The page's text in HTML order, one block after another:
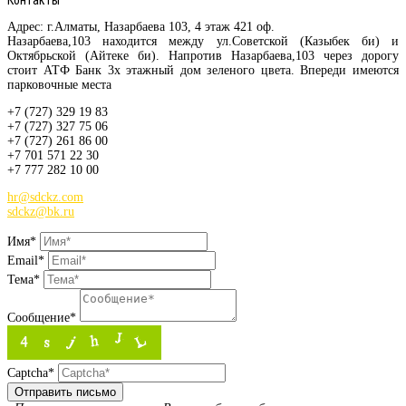
Адрес: г.Алматы, Назарбаева 103, 4 этаж 421 оф.
Назарбаева ,103 находится между ул.Советской (Казыбек би) и
Октябрьской (Айтеке би). Напротив Назарбаева ,103 через дорогу
стоит АТФ Банк 3х этажный дом зеленого цвета. Впереди имеются
парковочные места
+7 (727) 329 19 83
+7 (727) 327 75 06
+7 (727) 261 86 00
+7 701 571 22 30
+7 777 282 10 00
hr@sdckz.com
sdckz@bk.ru
Имя*
Email*
Тема*
Сообщение*
Captcha*